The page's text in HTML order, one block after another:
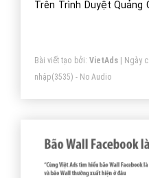
Trên Trình Duyệt Quảng
Bài viết tạo bởi: VietAds| Ngày
nhập(3535) - No Audio